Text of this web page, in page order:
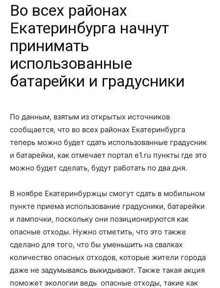
Во всех районах
Екатеринбурга начнут
принимать
использованные
батарейки и градусники
По данным, взятым из открытых источников
сообщается, что во всех районах Екатеринбурга
теперь можно будет сдать использованные градусник
и батарейки, как отмечает портал e1.ru пункты где это
можно будет сделать, будут работать по два дня.
В ноябре Екатеринбуржцы смогут сдать в мобильном
пункте приема использование градусники, батарейки
и лампочки, поскольку они позиционируются как
опасные отходы. Нужно отметить, что это также
сделано для того, что бы уменьшить на свалках
количество опасных отходов, которые жители города
даже не задумываясь выкидывают. Также такая акция
поможет экологии ведь опасные отходы, такие как